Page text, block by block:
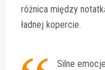
różnica między
ładnej kopercie.
Silne